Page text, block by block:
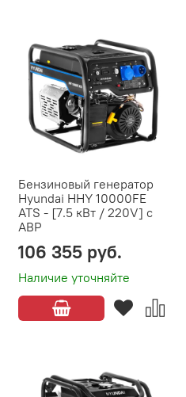
Бензиновый генератор
Hyundai HHY 10000FE
ATS - [7.5 кВт / 220V] с
АВР
Наличие уточняйте
106 355 руб.